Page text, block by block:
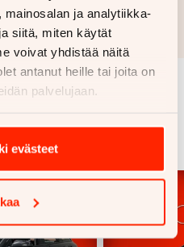
ja analytiikka-
siitä, miten käytät
voivat yhdistää näitä
antanut heille tai joita on
palvelujaan.
evästeet
ja edellyttää hyväksytyn